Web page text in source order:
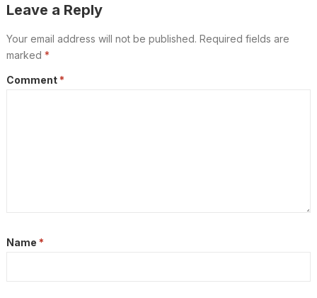
Leave a Reply
Your email address will not be published. Required fields are
marked *
Comment *
Name *